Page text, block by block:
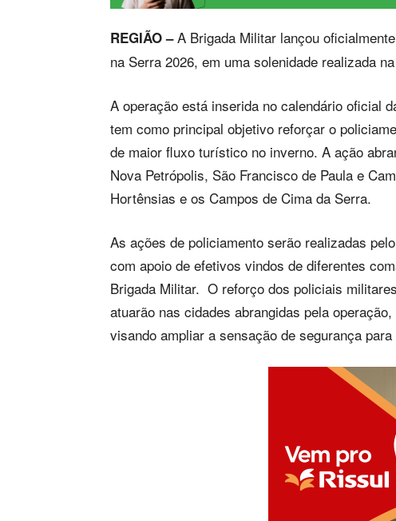
REGIÃO –A Brigada Militar lançou
na Serra 2026, em uma solenidade realizada
A operação está inserida no calendário oficial
tem como principal objetivo reforçar o
de maior fluxo turístico no inverno. A ação
Nova Petrópolis, São Francisco de Paula e
Hortênsias e os Campos de Cima da Serra.
As ações de policiamento serão realizadas
com apoio de efetivos vindos de diferentes
Brigada Militar. O reforço dos policiais
atuarão nas cidades abrangidas pela
visando ampliar a sensação de segurança